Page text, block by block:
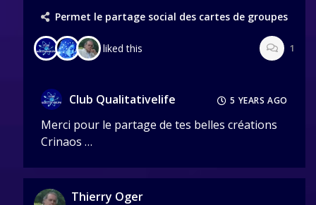
Permet le partage social des cartes de groupes
liked this 1
Club Qualitativelife 5 YEARS AGO
Merci pour le partage de tes belles créations
Crinaos …
Thierry Oger